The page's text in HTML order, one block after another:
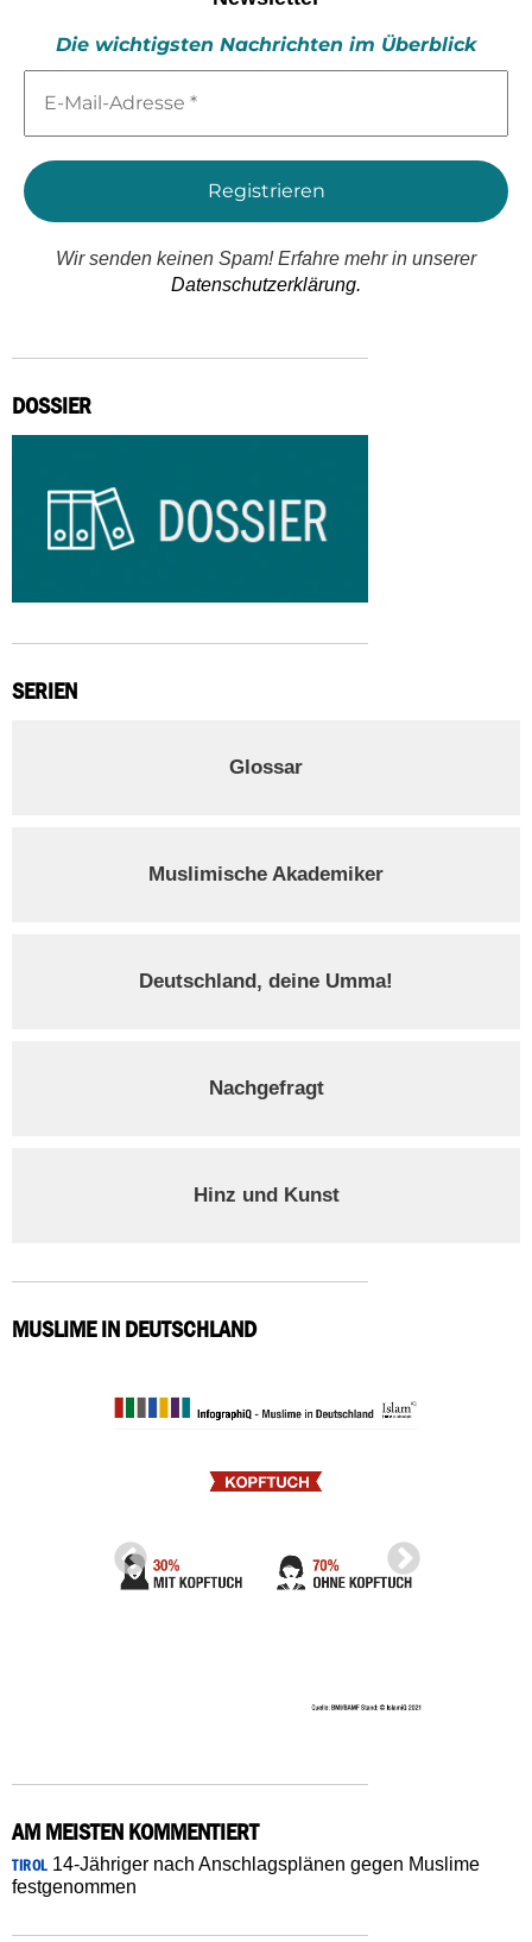
Die wichtigsten Nachrichten im Überblick
Mail-
*
Wir senden keinen Spam! Erfahre mehr in unserer
Datenschutzerklärung.
DOSSIER
SERIEN
Glossar
Muslimische Akademiker
Deutschland, deine Umma!
Nachgefragt
Hinz und Kunst
MUSLIME IN DEUTSCHLAND
AM MEISTEN KOMMENTIERT
TIROL14-Jähriger nach Anschlagsplänen gegen Muslime
festgenommen